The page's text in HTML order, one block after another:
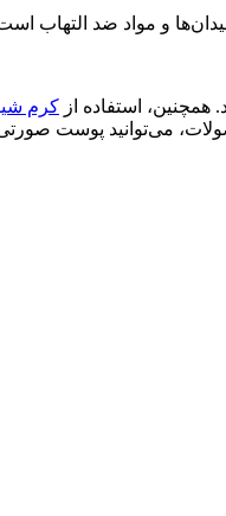
و مواد ضد التهاب
استفاده از کرم
می‌توانید پوست صورتی